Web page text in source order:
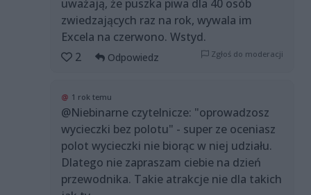
uważają, że puszka piwa dla 40 osób
zwiedzających raz na rok, wywala im
Excela na czerwono. Wstyd.
2
Odpowiedz Zgłoś do moderacji
@ 1 rok temu
@Niebinarne czytelnicze: "oprowadzosz
wycieczki bez polotu" - super ze oceniasz
polot wycieczki nie biorąc w niej udziału.
Dlatego nie zapraszam ciebie na dzień
przewodnika. Takie atrakcje nie dla takich